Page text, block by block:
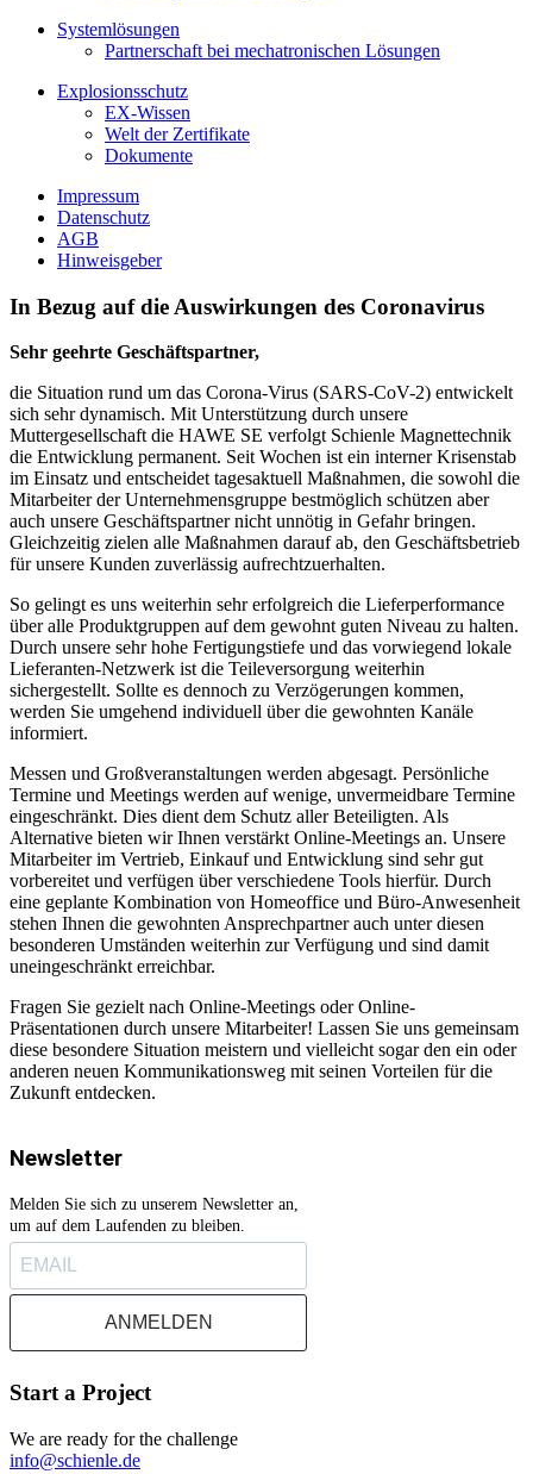
Systemlösungen
Partnerschaft bei mechatronischen Lösungen
Explosionsschutz
EX-Wissen
Welt der Zertifikate
Dokumente
Impressum
Datenschutz
AGB
Hinweisgeber
In Bezug auf die Auswirkungen des Coronavirus
Sehr geehrte Geschäftspartner,
die Situation rund um das Corona-Virus (SARS-CoV-2) entwickelt
sich sehr dynamisch. Mit Unterstützung durch unsere
Muttergesellschaft die HAWE SE verfolgt Schienle Magnettechnik
die Entwicklung permanent. Seit Wochen ist ein interner Krisenstab
im Einsatz und entscheidet tagesaktuell Maßnahmen, die sowohl die
Mitarbeiter der Unternehmensgruppe bestmöglich schützen aber
auch unsere Geschäftspartner nicht unnötig in Gefahr bringen.
Gleichzeitig zielen alle Maßnahmen darauf ab, den Geschäftsbetrieb
für unsere Kunden zuverlässig aufrechtzuerhalten.
So gelingt es uns weiterhin sehr erfolgreich die Lieferperformance
über alle Produktgruppen auf dem gewohnt guten Niveau zu halten.
Durch unsere sehr hohe Fertigungstiefe und das vorwiegend lokale
Lieferanten-Netzwerk ist die Teileversorgung weiterhin
sichergestellt. Sollte es dennoch zu Verzögerungen kommen,
werden Sie umgehend individuell über die gewohnten Kanäle
informiert.
Messen und Großveranstaltungen werden abgesagt. Persönliche
Termine und Meetings werden auf wenige, unvermeidbare Termine
eingeschränkt. Dies dient dem Schutz aller Beteiligten. Als
Alternative bieten wir Ihnen verstärkt Online-Meetings an. Unsere
Mitarbeiter im Vertrieb, Einkauf und Entwicklung sind sehr gut
vorbereitet und verfügen über verschiedene Tools hierfür. Durch
eine geplante Kombination von Homeoffice und Büro-Anwesenheit
stehen Ihnen die gewohnten Ansprechpartner auch unter diesen
besonderen Umständen weiterhin zur Verfügung und sind damit
uneingeschränkt erreichbar.
Fragen Sie gezielt nach Online-Meetings oder Online-
Präsentationen durch unsere Mitarbeiter! Lassen Sie uns gemeinsam
diese besondere Situation meistern und vielleicht sogar den ein oder
anderen neuen Kommunikationsweg mit seinen Vorteilen für die
Zukunft entdecken.
Newsletter
Melden Sie sich zu unserem Newsletter an,
um auf dem Laufenden zu bleiben.
ANMELDEN
Start a Project
We are ready for the challenge
info@schienle.de